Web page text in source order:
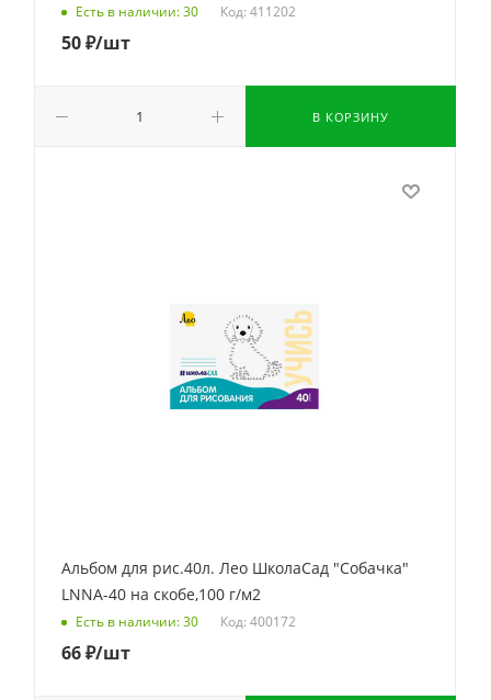
Есть в наличии: 30 Код: 411202
50₽/шт
В КОРЗИНУ
Альбом для рис.40л. Лео ШколаСад "Собачка"
LNNA-40 на скобе,100 г/м2
Есть в наличии: 30 Код: 400172
66₽/шт